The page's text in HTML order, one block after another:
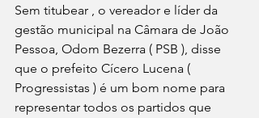
Sem titubear , o vereador e líder da
gestão municipal na Câmara de João
Pessoa, Odom Bezerra ( PSB ), disse
que o prefeito Cícero Lucena (
Progressistas ) é um bom nome para
representar todos os partidos que